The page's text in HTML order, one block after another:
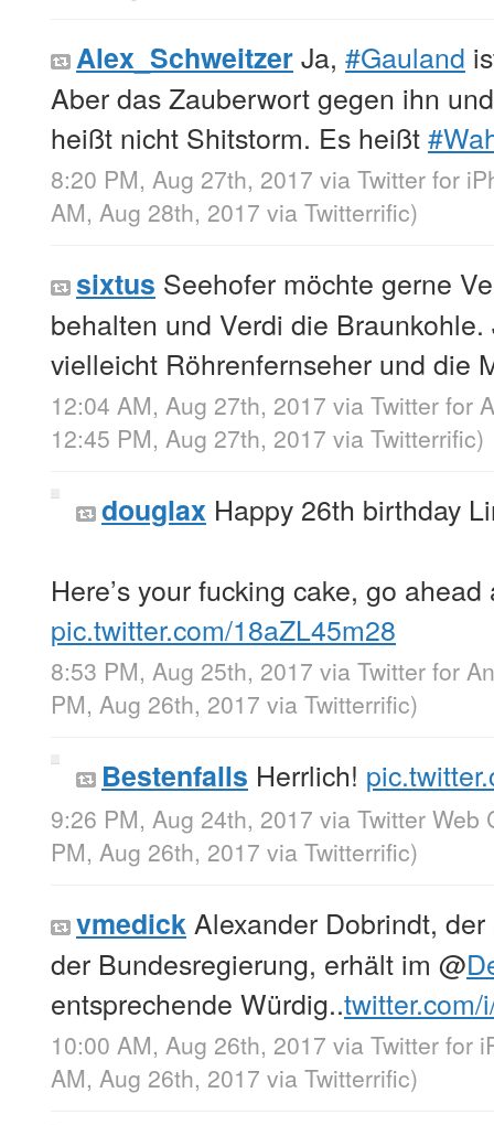
Alex_SchweitzerJa, #Gauland
Aber das Zauberwort gegen ihn
heißt nicht Shitstorm. Es heißt
8:20 PM, Aug 27th, 2017 via Twitter for
AM, Aug 28th, 2017 via Twitterrific)
sixtus Seehofer möchte gerne
behalten und Verdi die
vielleicht Röhrenfernseher und die
12:04 AM, Aug 27th, 2017 via Twitter for
12:45 PM, Aug 27th, 2017 via Twitterrific)
douglax Happy 26th birthday
Here’s your fucking cake, go
pic.twitter.com/18aZL45m28
8:53 PM, Aug 25th, 2017 via Twitter for
PM, Aug 26th, 2017 via Twitterrific)
Bestenfalls Herrlich!
9:26 PM, Aug 24th, 2017 via Twitter Web
PM, Aug 26th, 2017 via Twitterrific)
vmedick Alexander Dobrindt,
der Bundesregierung, erhält im @
entsprechende Würdig..
10:00 AM, Aug 26th, 2017 via Twitter for
AM, Aug 26th, 2017 via Twitterrific)